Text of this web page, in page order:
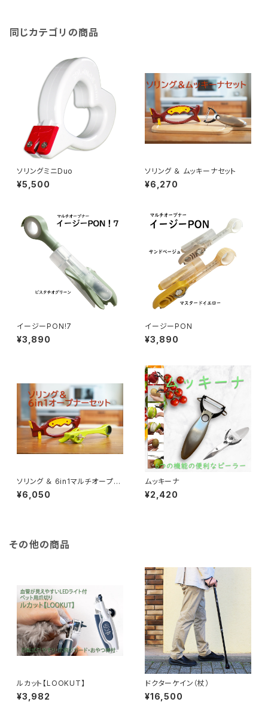
同じカテゴリの商品
ソリングミニDuo
¥5,500
ソリング ＆ ムッキーナセット
¥6,270
イージーPON!7
¥3,890
イージーPON
¥3,890
ソリング ＆ 6in1マルチオープナ
ー
¥6,050
ムッキーナ
¥2,420
その他の商品
ルカット【LOOKUT】
¥3,982
ドクターケイン（杖）
¥16,500